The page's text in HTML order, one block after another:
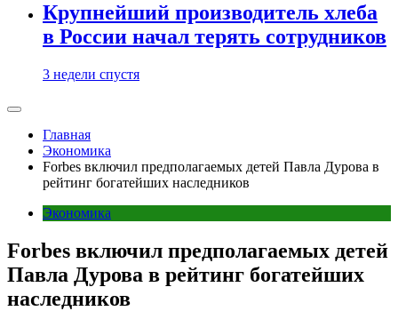
Крупнейший производитель хлеба
в России начал терять сотрудников
3 недели спустя
Главная
Экономика
Forbes включил предполагаемых детей Павла Дурова в
рейтинг богатейших наследников
Экономика
Forbes включил предполагаемых детей
Павла Дурова в рейтинг богатейших
наследников